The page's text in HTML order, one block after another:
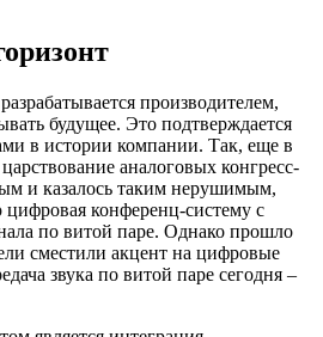
производителем,
будущее. Это подтверждается
в истории компании. Так, еще в
аналоговых конгресс-
и казалось таким нерушимым,
конференц-систему с
по витой паре. Однако прошло
сместили акцент на цифровые
звука по витой паре сегодня –